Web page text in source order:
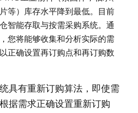
等）库存水平降到最低。目前
智能存取与按需采购系统。通
您将能够收集和分析实际的需
正确设置再订购点和再订购数
具有重新订购算法，即使需
据需求正确设置重新订购